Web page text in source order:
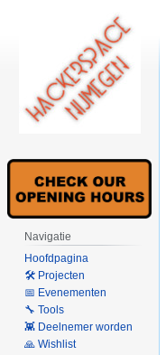
Navigatie
Hoofdpagina
🛠 Projecten
📅 Evenementen
🔧 Tools
👾 Deelnemer worden
🙏 Wishlist